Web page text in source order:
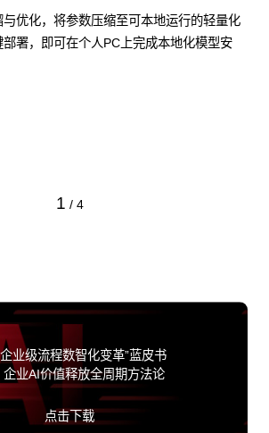
优化，将参数压缩至可本地运行的轻量化
署，即可在个人PC上完成本地化模型安
1 / 4
业级流程数智化变革”蓝皮书
业AI价值释放全周期方法论
点击下载